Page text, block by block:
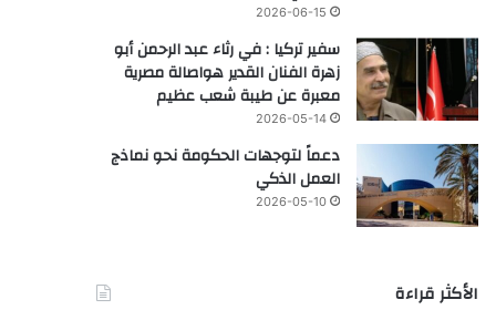
2026-06-15
سفير تركيا : في رثاء عبد الرحمن أبو
زهرة الفنان القدير هواصالة مصرية
معبرة عن طيبة شعب عظيم
2026-05-14
دعماً لتوجهات الحكومة نحو نماذج
العمل الذكي
2026-05-10
الأكثر قراءة